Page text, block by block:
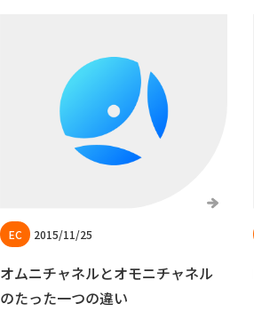
2015/11/25
オムニチャネルとオモニチャネル
のたった一つの違い